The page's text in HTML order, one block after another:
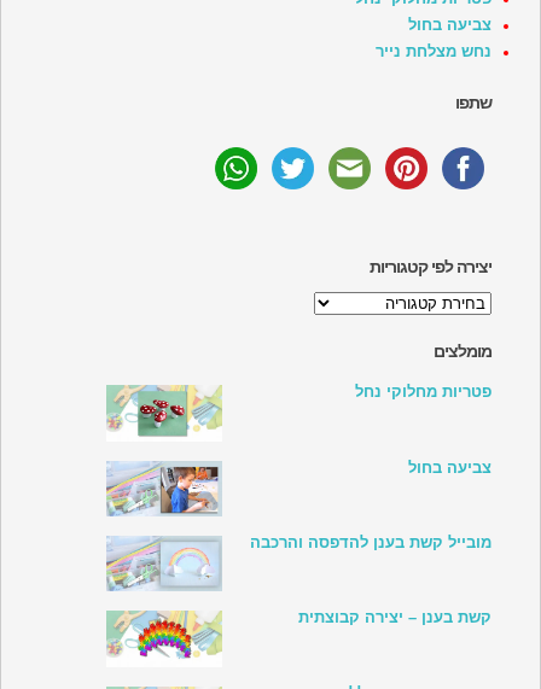
צביעה בחול
נחש מצלחת נייר
שתפו
יצירה לפי קטגוריות
יצירה
קטגוריות
מומלצים
פטריות מחלוקי נחל
צביעה בחול
מובייל קשת בענן להדפסה והרכבה
קשת בענן – יצירה קבוצתית